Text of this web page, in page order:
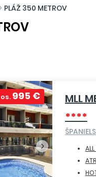
> PLÁŽ 350 METROV
MLL
****
995 €